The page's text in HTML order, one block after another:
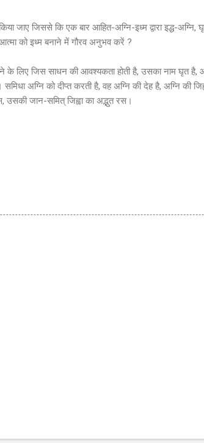
जिससे कि एक बार आहित-अग्नि-इध्म द्वारा इद्ध-अग्नि, घृत
को इध्म बनाने में गौरव अनुभव करें ?
के लिए जिस साधन की आवश्यकता होती है, उसका नाम घृत
अग्नि को दीप्त करती है, वह अग्नि की देह है, अग्नि की
जान-समित् जिह्वा का अद्भुत रस।